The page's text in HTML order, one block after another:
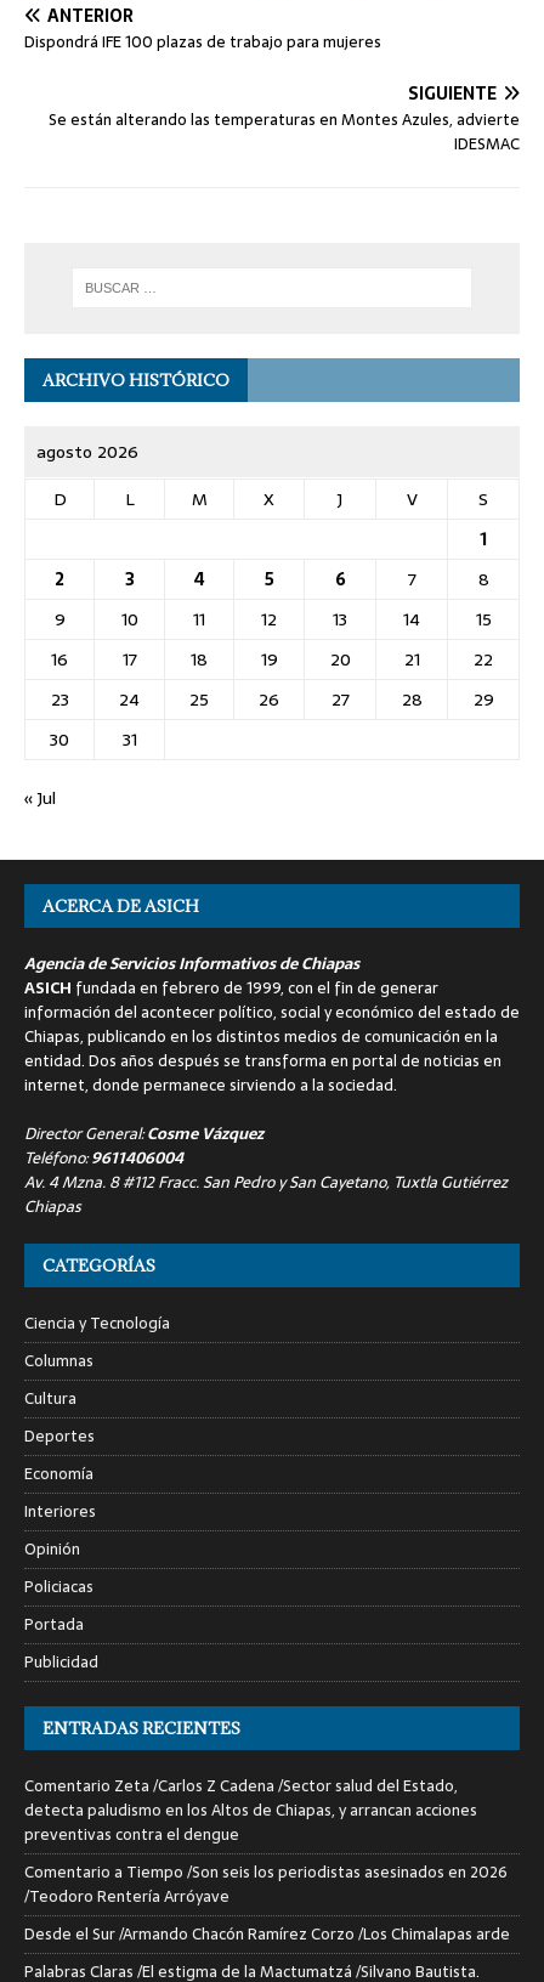
ANTERIOR
Dispondrá IFE 100 plazas de trabajo para mujeres
SIGUIENTE
Se están alterando las temperaturas en Montes Azules, advierte
IDESMAC
ARCHIVO HISTÓRICO
agosto 2026
D
L M X J V
S
1
2
3 4 5 6 7
8
9
10 11 12 13 14
15
16
17 18 19 20 21
22
23
24 25 26 27 28
29
30
31
« Jul
ACERCA DE ASICH
Agencia de Servicios Informativos de Chiapas
ASICH fundada en febrero de 1999, con el fin de generar
información del acontecer político, social y económico del estado de
Chiapas, publicando en los distintos medios de comunicación en la
entidad. Dos años después se transforma en portal de noticias en
internet, donde permanece sirviendo a la sociedad.
Director General:Cosme Vázquez
Teléfono:9611406004
Av. 4 Mzna. 8 #112 Fracc. San Pedro y San Cayetano, Tuxtla Gutiérrez
Chiapas
CATEGORÍAS
Ciencia y Tecnología
Columnas
Cultura
Deportes
Economía
Interiores
Opinión
Policiacas
Portada
Publicidad
ENTRADAS RECIENTES
Comentario Zeta /Carlos Z Cadena /Sector salud del Estado,
detecta paludismo en los Altos de Chiapas, y arrancan acciones
preventivas contra el dengue
Comentario a Tiempo /Son seis los periodistas asesinados en 2026
/Teodoro Rentería Arróyave
Desde el Sur /Armando Chacón Ramírez Corzo /Los Chimalapas arde
Palabras Claras /El estigma de la Mactumatzá /Silvano Bautista.